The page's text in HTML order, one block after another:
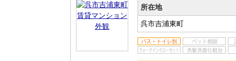
ション
所在地
呉市吉浦東町